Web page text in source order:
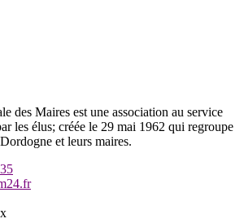
des Maires est une association au service
les élus; créée le 29 mai 1962 qui regroupe
et leurs maires.